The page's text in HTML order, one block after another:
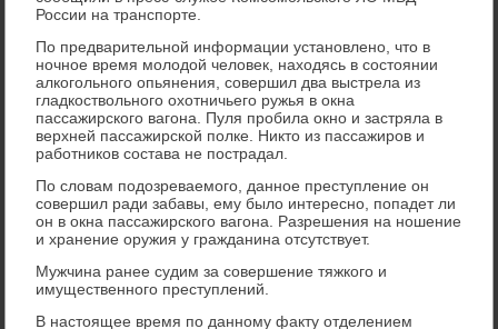
России на транспорте.
По предварительной информации установлено, что в
ночное время молодой человек, находясь в состоянии
алкогольного опьянения, совершил два выстрела из
гладкоствольного охотничьего ружья в окна
пассажирского вагона. Пуля пробила окно и застряла в
верхней пассажирской полке. Никто из пассажиров и
работников состава не пострадал.
По словам подозреваемого, данное преступление он
совершил ради забавы, ему было интересно, попадет ли
он в окна пассажирского вагона. Разрешения на ношение
и хранение оружия у гражданина отсутствует.
Мужчина ранее судим за совершение тяжкого и
имущественного преступлений.
В настоящее время по данному факту отделением